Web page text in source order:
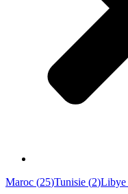
Maroc (25)Tunisie (2)Libye